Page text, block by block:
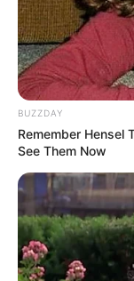
Single
Berserah— feat
Model Video
Semakin
Iklan
Nutrafor
Torabika Creamy
Biore/Biore
BUZZDAY
Remember Hensel
See Them Now